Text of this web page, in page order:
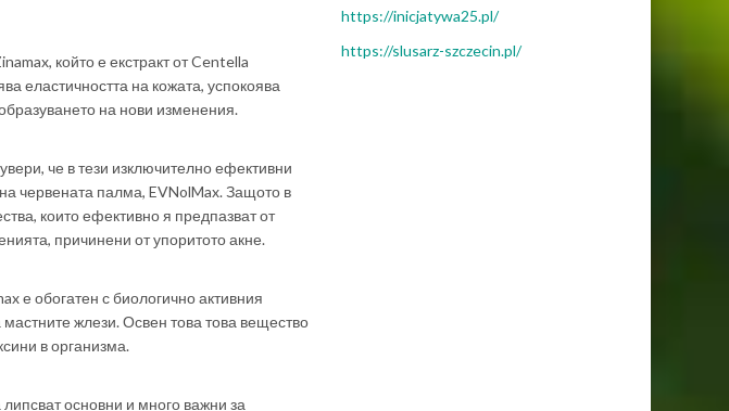
който е екстракт от Centella
еластичността на кожата, успокоява
на нови изменения.
че в тези изключително ефективни
на червената палма, EVNolMax. Защото в
които ефективно я предпазват от
причинени от упоритото акне.
е обогатен с биологично активния
жлези. Освен това това вещество
в организма.
основни и много важни за
https://inicjatywa25.pl/
https://slusarz-szczecin.pl/